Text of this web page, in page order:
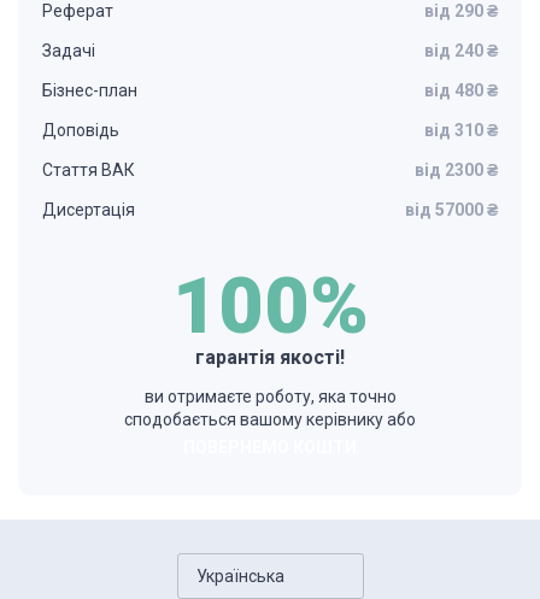
Реферат від 290 ₴
Задачі від 240 ₴
Бізнес-план від 480 ₴
Доповідь від 310 ₴
Стаття ВАК від 2300 ₴
Дисертація від 57000 ₴
100%
гарантія якості!
ви отримаєте роботу, яка точно
сподобається вашому керівнику або
Українська